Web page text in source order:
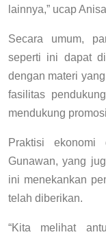
lainnya,” ucap
Secara umum,
seperti ini dapat
dengan materi
fasilitas
mendukung
Praktisi ekonomi
Gunawan, yang
ini menekankan
telah diberikan.
“Kita melihat